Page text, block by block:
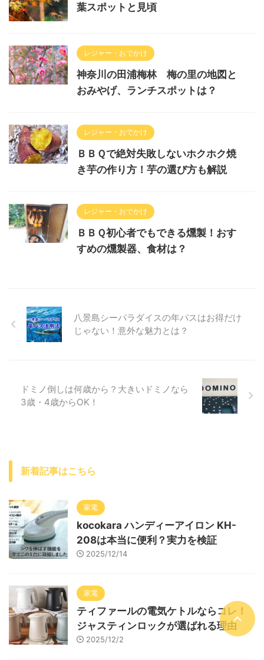
葉スポットと見頃
レジャー・おでかけ
神奈川の田浦梅林 梅の里の地図と
おみやげ、ランチスポットは？
レジャー・おでかけ
ＢＢＱで絶対失敗しないホクホク焼
き芋の作り方！芋の選び方も解説
レジャー・おでかけ
ＢＢＱ初心者でもできる燻製！おす
すめの燻製器、食材は？
八景島シーパラダイスの年パスはお得だけ
じゃない！意外な魅力とは？
ドミノ倒しは何歳から？大きいドミノなら
3歳・4歳からOK！
新着記事はこちら
家電
kocokara ハンディーアイロン KH-
208は本当に便利？実力を検証
2025/12/14
家電
ティファールの電気ケトルならコレ！
ジャスティンロックが選ばれる理由
2025/12/2